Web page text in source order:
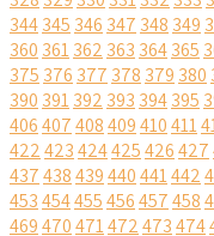
344345 346 347 348 349
360 361362 363 364365
375 376 377 378 379 380
390 391392 393 394395
406407408409410411
422423424425426427
437438439440441442
453454455456457458
469470471472473474